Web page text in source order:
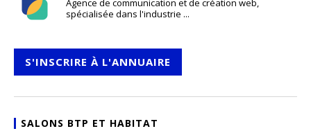
Agence de communication et de création web,
spécialisée dans l'industrie ...
S'INSCRIRE À L'ANNUAIRE
SALONS BTP ET HABITAT